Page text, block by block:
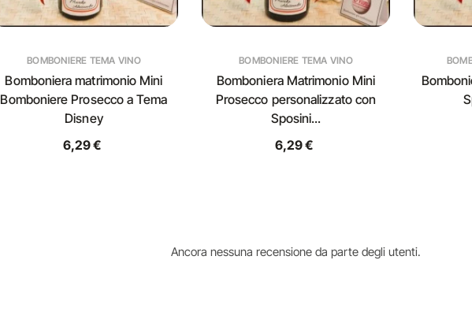
BOMBONIERE TEMA VINO
Bomboniera matrimonio Mini
Bomboniere Prosecco a Tema
Disney
6,29 €
BOMBONIERE TEMA VINO
Bomboniera Matrimonio Mini
Prosecco personalizzato con
Sposini...
6,29 €
Ancora nessuna recensione da parte degli utenti.